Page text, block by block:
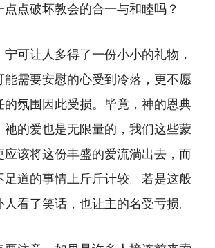
点破坏教会的合一与和睦吗？
宁可让人多得了一份小小的礼物，
能需要安慰的心受到冷落，更不愿
的氛围因此受损。毕竟，神的恩典
祂的爱也是无限量的，我们这些蒙
应该将这份丰盛的爱流淌出去，而
足道的事情上斤斤计较。若是这般
看了笑话，也让主的名受亏损。